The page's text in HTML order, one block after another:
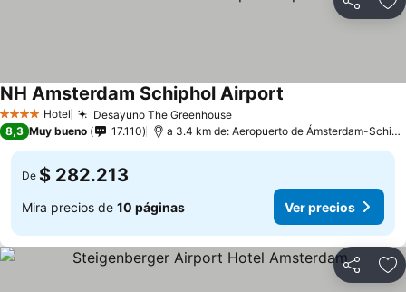
Compartir
4 EstrellasHotel Desayuno The Greenhouse
NH Amsterdam Schiphol Airport
8,3 Muy bueno 17.110 a 3.4 km de: Aeropuerto de Ámsterdam-Schiphol
De $ 282.213
Mira precios de 10 páginas Ver precios
Compartir